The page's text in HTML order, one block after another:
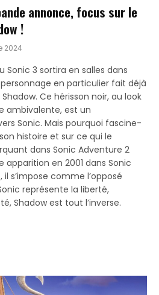
annonce, focus sur le
!
2024
Sonic 3 sortira en salles dans
en particulier fait déjà
Ce hérisson noir, au look
ambivalente, est un
Sonic. Mais pourquoi fascine-
histoire et sur ce qui le
dans Sonic Adventure 2
apparition en 2001 dans Sonic
s’impose comme l’opposé
représente la liberté,
Shadow est tout l’inverse.